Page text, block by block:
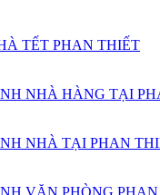
TẾT PHAN THIẾT
NHÀ HÀNG TẠI
NHÀ TẠI PHAN
VĂN PHÒNG